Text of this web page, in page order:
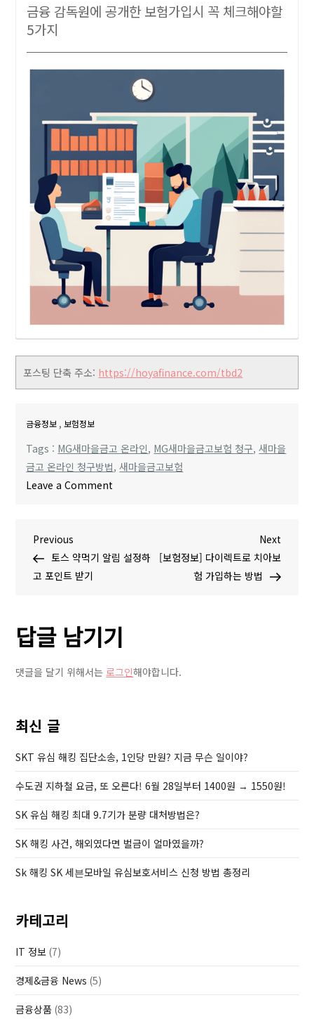
금융 감독원에 공개한 보험가입시 꼭 체크해야할
5가지
포스팅 단축 주소: https://hoyafinance.com/tbd2
금융정보 ,보험정보
Tags : MG새마을금고 온라인, MG새마을금고보험 청구,새마을
금고 온라인 청구방법,새마을금고보험
Leave a Comment
정
새
마
을
온
라
인
청
구
방
법
글
탐
P
r
e
o
u
s
s
Previous
토스 약먹기 알림 설정하
고 포인트 받기
N
x
Next
[보험정보] 다이렉트로 치아보
험 가입하는 방법
답글 남기기
댓글을 달기 위해서는 로그인해야합니다.
최신 글
SKT 유심 해킹 집단소송, 1인당 만원? 지금 무슨 일이야?
수도권 지하철 요금, 또 오른다! 6월 28일부터 1400원 → 1550원!
SK 유심 해킹 최대 9.7기가 분량 대처방법은?
SK 해킹 사건, 해외였다면 벌금이 얼마였을까?
Sk 해킹 SK 세븐모바일 유심보호서비스 신청 방법 총정리
카테고리
IT 정보 (7)
경제&금융 News (5)
금융상품 (83)